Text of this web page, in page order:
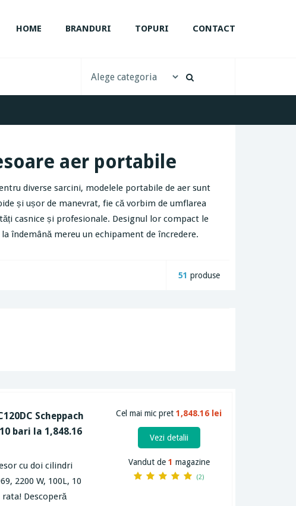
HOME BRANDURI TOPURI CONTACT
aer portabile
diverse sarcini, modelele portabile de aer sunt
și ușor de manevrat, fie că vorbim de umflarea
casnice și profesionale. Designul lor compact le
îndemână mereu un echipament de încredere.
51 produse
Scheppach
bari la 1,848.16
cu doi cilindri
2200 W, 100L, 10
Descoperă
Cel mai mic pret1,848.16 lei
Vezi detalii
Vandut de 1 magazine
(2)